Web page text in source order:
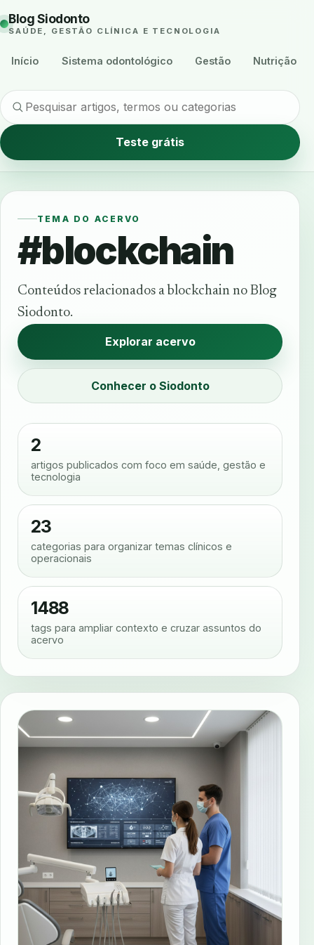
Blog Siodonto
SAÚDE, GESTÃO CLÍNICA E TECNOLOGIA
Início Sistema odontológico Gestão Nutrição
Teste grátis
TEMA DO ACERVO
#blockchain
Conteúdos relacionados a blockchain no Blog
Siodonto.
Explorar acervo
Conhecer o Siodonto
2
artigos publicados com foco em saúde, gestão e
tecnologia
23
categorias para organizar temas clínicos e
operacionais
1488
tags para ampliar contexto e cruzar assuntos do
acervo